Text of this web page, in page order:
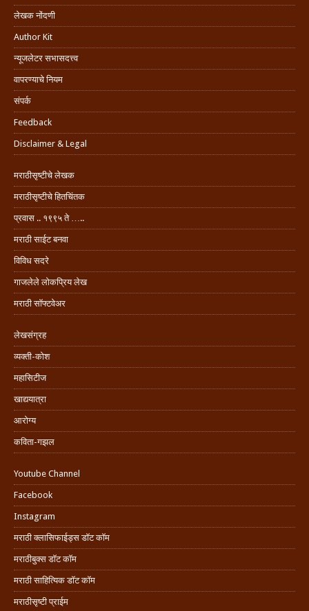
लेखक नोंदणी
Author Kit
न्यूजलेटर सभासदत्त्व
वापरण्याचे नियम
संपर्क
Feedback
Disclaimer & Legal
मराठीसृष्टीचे लेखक
मराठीसृष्टीचे हितचिंतक
प्रवास .. १९९५ ते …..
मराठी साईट बनवा
विविध सदरे
गाजलेले लोकप्रिय लेख
मराठी सॉफ्टवेअर
लेखसंग्रह
व्यक्ती-कोश
महासिटीज
खाद्ययात्रा
आरोग्य
कविता-गझल
Youtube Channel
Facebook
Instagram
मराठी क्लासिफाईड्स डॉट कॉम
मराठीबुक्स डॉट कॉम
मराठी साहित्यिक डॉट कॉम
मराठीसृष्टी प्राईम